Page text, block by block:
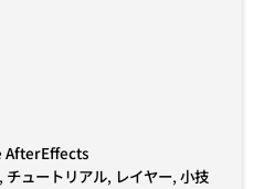
AfterEffects
, チュートリアル, レイヤー, 小技